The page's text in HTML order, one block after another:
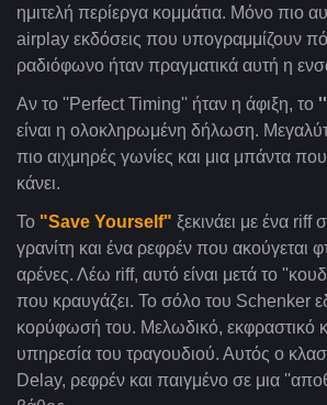
ημιτελή περίεργα κομμάτια. Μόνο πιο
airplay εκδόσεις που υπογραμμίζουν
ραδιόφωνο ήταν πραγματικά αυτή η
Αν το ''Perfect Timing'' ήταν η άφιξη, το
είναι η ολοκληρωμένη δήλωση.
πιο αιχμηρές γωνίες και μια μπάντα που
κάνει.
Το "Save Yourself" ξεκινάει με ένα riff
γρανίτη και ένα ρεφρέν που ακούγεται
αρένες. Λέω riff, αυτό είναι μετά το
που κραυγάζει. Το σόλο του Schenker
κορύφωσή του. Μελωδικό, εκφραστικό
υπηρεσία του τραγουδιού. Αυτός ο
Delay, ρεφρέν και παιγμένο σε μια